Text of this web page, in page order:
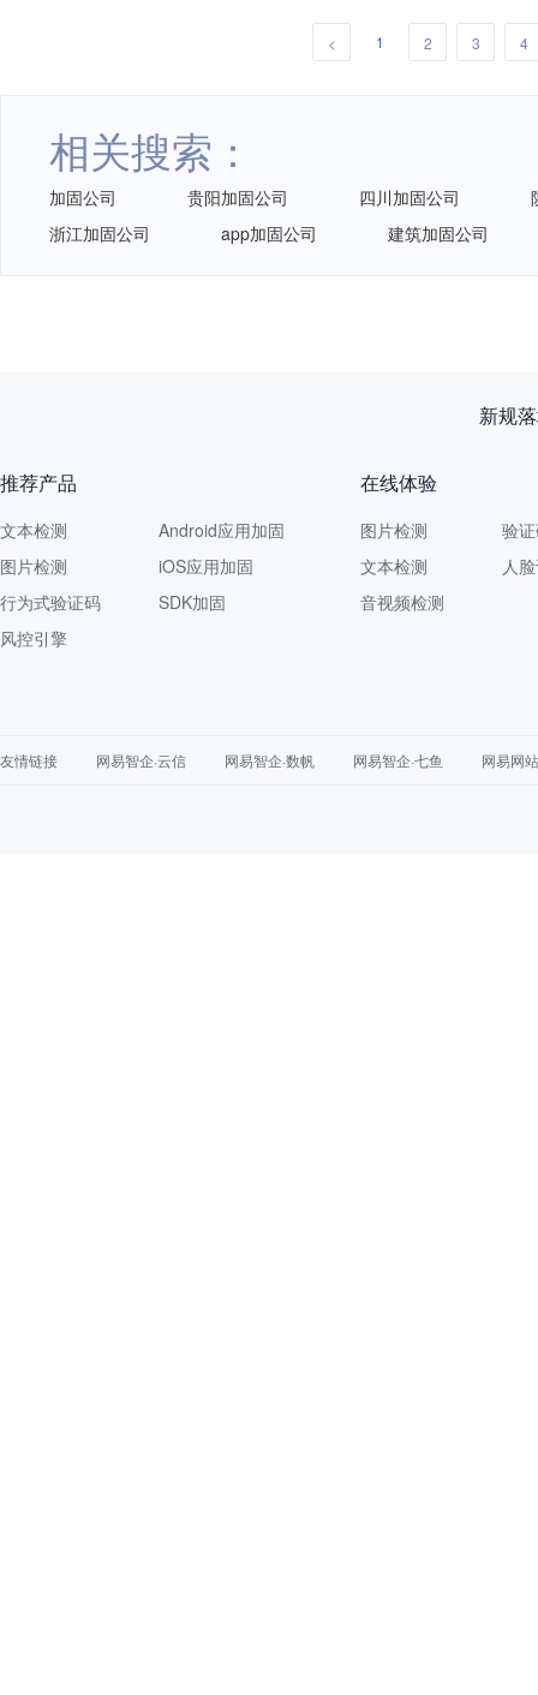
< 1 2 3 4
相关搜索：
加固公司 贵阳加固公司 四川加固公司
浙江加固公司
app加固公司 建筑加固公司
新规
推荐产品
文本检测
图片检测
行为式验证码
风控引擎
Android应用加固
iOS应用加固
SDK加固
在线体验
图片检测
文本检测
音视频检测
验
人
友情链接 网易智企·云信 网易智企·数帆 网易智企·七鱼 网易网